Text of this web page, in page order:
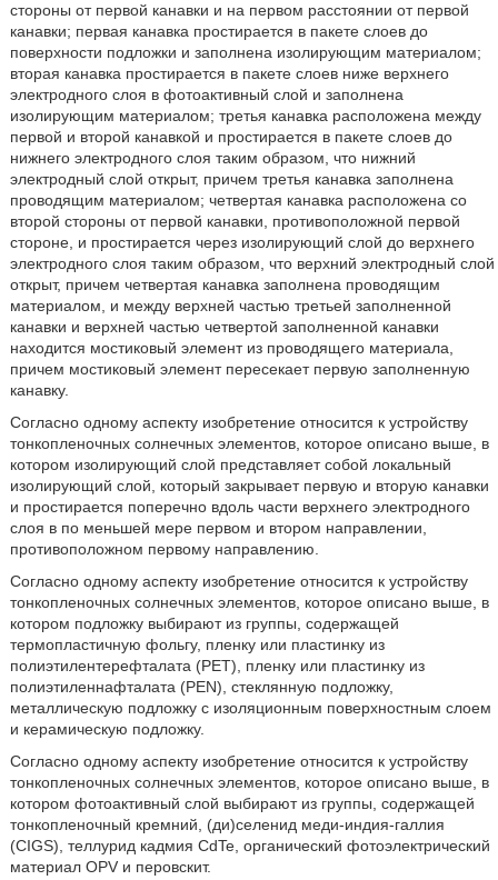
стороны от первой канавки и на первом расстоянии от первой
канавки; первая канавка простирается в пакете слоев до
поверхности подложки и заполнена изолирующим материалом;
вторая канавка простирается в пакете слоев ниже верхнего
электродного слоя в фотоактивный слой и заполнена
изолирующим материалом; третья канавка расположена между
первой и второй канавкой и простирается в пакете слоев до
нижнего электродного слоя таким образом, что нижний
электродный слой открыт, причем третья канавка заполнена
проводящим материалом; четвертая канавка расположена со
второй стороны от первой канавки, противоположной первой
стороне, и простирается через изолирующий слой до верхнего
электродного слоя таким образом, что верхний электродный слой
открыт, причем четвертая канавка заполнена проводящим
материалом, и между верхней частью третьей заполненной
канавки и верхней частью четвертой заполненной канавки
находится мостиковый элемент из проводящего материала,
причем мостиковый элемент пересекает первую заполненную
канавку.
Согласно одному аспекту изобретение относится к устройству
тонкопленочных солнечных элементов, которое описано выше, в
котором изолирующий слой представляет собой локальный
изолирующий слой, который закрывает первую и вторую канавки
и простирается поперечно вдоль части верхнего электродного
слоя в по меньшей мере первом и втором направлении,
противоположном первому направлению.
Согласно одному аспекту изобретение относится к устройству
тонкопленочных солнечных элементов, которое описано выше, в
котором подложку выбирают из группы, содержащей
термопластичную фольгу, пленку или пластинку из
полиэтилентерефталата (PET), пленку или пластинку из
полиэтиленнафталата (PEN), стеклянную подложку,
металлическую подложку с изоляционным поверхностным слоем
и керамическую подложку.
Согласно одному аспекту изобретение относится к устройству
тонкопленочных солнечных элементов, которое описано выше, в
котором фотоактивный слой выбирают из группы, содержащей
тонкопленочный кремний, (ди)селенид меди-индия-галлия
(CIGS), теллурид кадмия CdTe, органический фотоэлектрический
материал OPV и перовскит.